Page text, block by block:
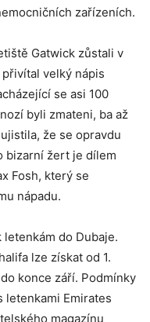
zařízeních.
Gatwick zůstali v
velký nápis
se asi 100
byli zmateni, ba až
že se opravdu
bizarní žert je dílem
Fosh, který se
nápadu.
do Dubaje.
lze získat od 1.
konce září. Podmínky
letenkami Emirates
magazínu